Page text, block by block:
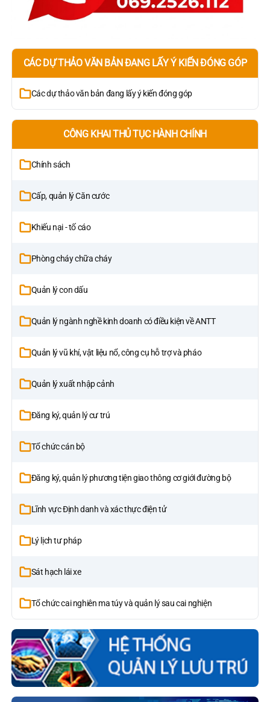
CÁC DỰ THẢO VĂN BẢN ĐANG LẤY Ý KIẾN ĐÓNG GÓP
Các dự thảo văn bản đang lấy ý kiến đóng góp
CÔNG KHAI THỦ TỤC HÀNH CHÍNH
Chính sách
Cấp, quản lý Căn cước
Khiếu nại - tố cáo
Phòng cháy chữa cháy
Quản lý con dấu
Quản lý ngành nghề kinh doanh có điều kiện về ANTT
Quản lý vũ khí, vật liệu nổ, công cụ hỗ trợ và pháo
Quản lý xuất nhập cảnh
Đăng ký, quản lý cư trú
Tổ chức cán bộ
Đăng ký, quản lý phương tiện giao thông cơ giới đường bộ
Lĩnh vực Định danh và xác thực điện tử
Lý lịch tư pháp
Sát hạch lái xe
Tổ chức cai nghiên ma túy và quản lý sau cai nghiện